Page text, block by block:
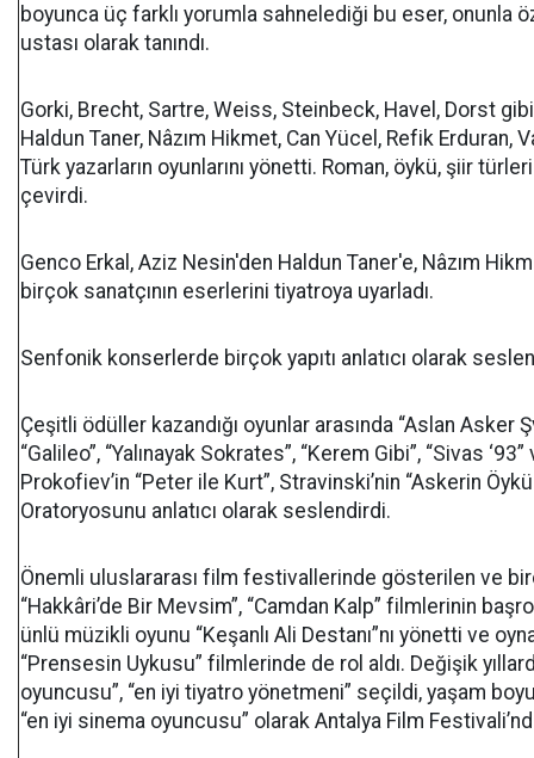
boyunca üç farklı yorumla sahnelediği bu eser, onunla
ustası olarak tanındı.
Gorki, Brecht, Sartre, Weiss, Steinbeck, Havel, Dorst gibi
Haldun Taner, Nâzım Hikmet, Can Yücel, Refik Erduran,
Türk yazarların oyunlarını yönetti. Roman, öykü, şiir
çevirdi.
Genco Erkal, Aziz Nesin'den Haldun Taner'e, Nâzım
birçok sanatçının eserlerini tiyatroya uyarladı.
Senfonik konserlerde birçok yapıtı anlatıcı olarak
Çeşitli ödüller kazandığı oyunlar arasında “Aslan Asker
“Galileo”, “Yalınayak Sokrates”, “Kerem Gibi”, “Sivas
Prokofiev’in “Peter ile Kurt”, Stravinski’nin “Askerin
Oratoryosunu anlatıcı olarak seslendirdi.
Önemli uluslararası film festivallerinde gösterilen ve
“Hakkâri’de Bir Mevsim”, “Camdan Kalp” filmlerinin
ünlü müzikli oyunu “Keşanlı Ali Destanı”nı yönetti ve
“Prensesin Uykusu” filmlerinde de rol aldı. Değişik
oyuncusu”, “en iyi tiyatro yönetmeni” seçildi, yaşam
“en iyi sinema oyuncusu” olarak Antalya Film